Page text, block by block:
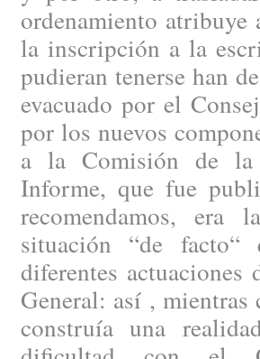
ordenamiento atribuye
la inscripción a la
pudieran tenerse han
evacuado por el
por los nuevos
a la Comisión de la
Informe, que fue
recomendamos, era
situación “de
diferentes
General: así ,
construía una